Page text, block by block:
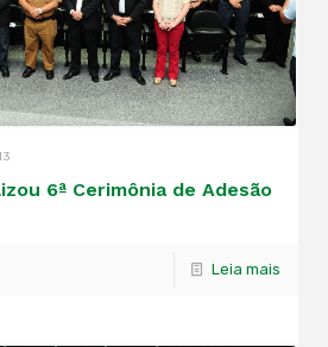
6ª Cerimônia de Adesão
Leia mais